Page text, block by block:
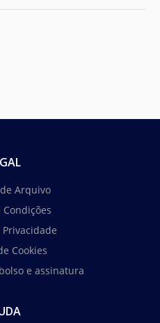
Arquivo
Cookies
e assinatura